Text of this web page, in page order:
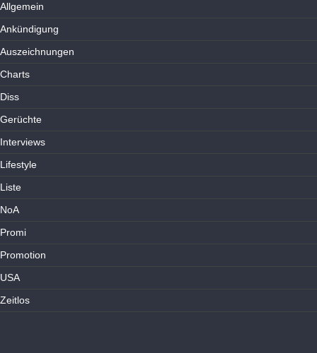
Allgemein
Ankündigung
Auszeichnungen
Charts
Diss
Gerüchte
Interviews
Lifestyle
Liste
NoA
Promi
Promotion
USA
Zeitlos